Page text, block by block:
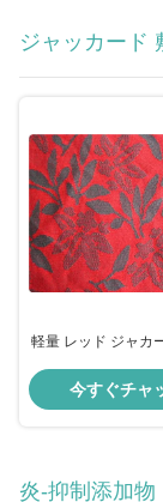
ジャッカード
軽量 レッド ジャカ
今すぐチャ
炎-抑制添加物